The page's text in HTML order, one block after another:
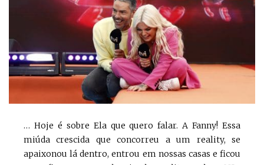
… Hoje é sobre Ela que quero falar. A Fanny! Essa
miúda crescida que concorreu a um reality, se
apaixonou lá dentro, entrou em nossas casas e ficou